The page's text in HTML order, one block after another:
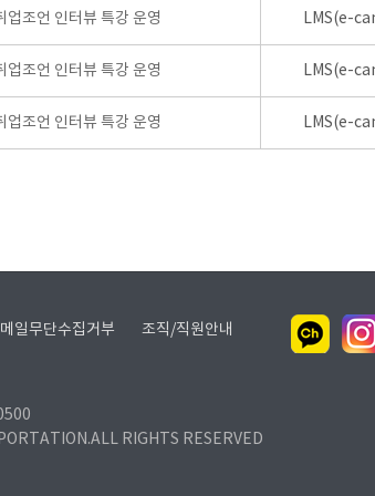
조언 인터뷰 특강 운영 LMS(e-
조언 인터뷰 특강 운영 LMS(e-
조언 인터뷰 특강 운영 LMS(e-
일무단수집거부 조직/직원안내
RIGHTS RESERVED